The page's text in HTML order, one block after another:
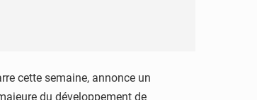
cette semaine, annonce un
du développement de